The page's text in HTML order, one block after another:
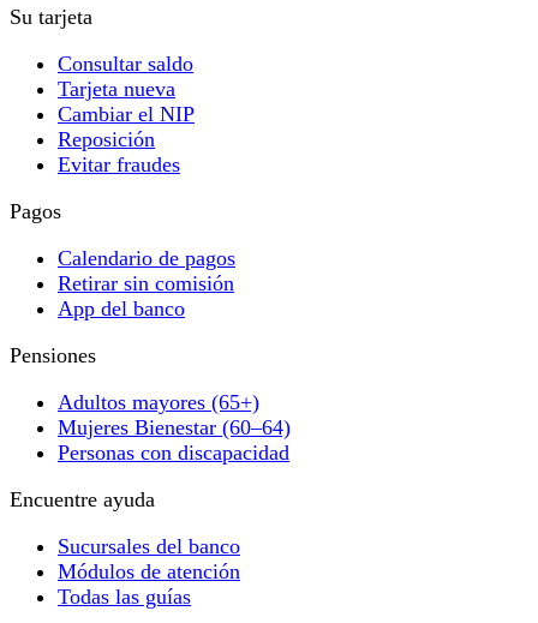
Su tarjeta
Consultar saldo
Tarjeta nueva
Cambiar el NIP
Reposición
Evitar fraudes
Pagos
Calendario de pagos
Retirar sin comisión
App del banco
Pensiones
Adultos mayores (65+)
Mujeres Bienestar (60–64)
Personas con discapacidad
Encuentre ayuda
Sucursales del banco
Módulos de atención
Todas las guías